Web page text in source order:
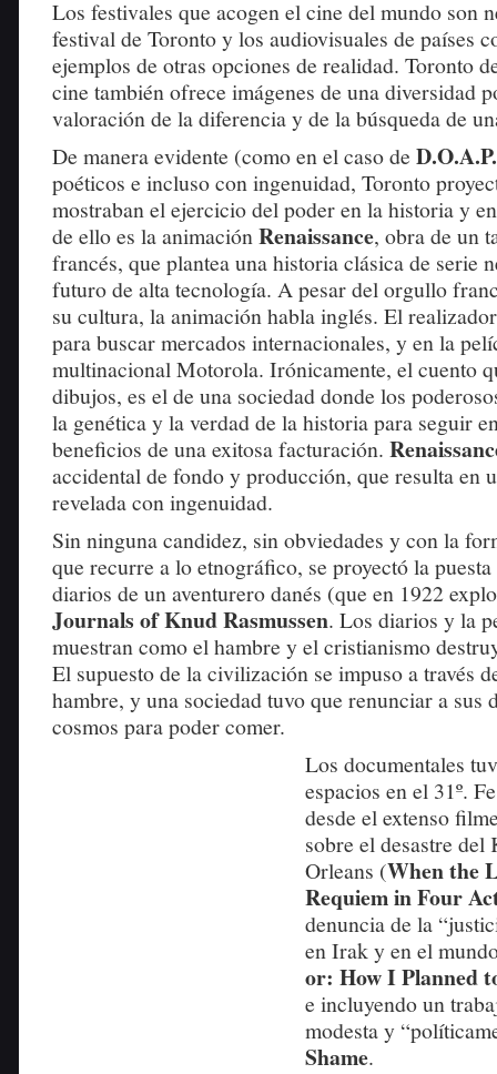
Los festivales que acogen el cine del mundo son
festival de Toronto y los audiovisuales de países
ejemplos de otras opciones de realidad. Toronto
cine también ofrece imágenes de una diversidad
valoración de la diferencia y de la búsqueda de
De manera evidente (como en el caso de D.O.A.P.
poéticos e incluso con ingenuidad, Toronto
mostraban el ejercicio del poder en la historia y
de ello es la animaciónRenaissance, obra de un
francés, que plantea una historia clásica de serie
futuro de alta tecnología. A pesar del orgullo
su cultura, la animación habla inglés. El
para buscar mercados internacionales, y en la
multinacional Motorola. Irónicamente, el cuento
dibujos, es el de una sociedad donde los
la genética y la verdad de la historia para seguir
beneficios de una exitosa facturación.
accidental de fondo y producción, que resulta en
revelada con ingenuidad.
Sin ninguna candidez, sin obviedades y con la
que recurre a lo etnográfico, se proyectó la puesta
diarios de un aventurero danés (que en 1922
Journals of Knud Rasmussen. Los diarios y la
muestran como el hambre y el cristianismo
El supuesto de la civilización se impuso a través
hambre, y una sociedad tuvo que renunciar a sus
cosmos para poder comer.
Los documentales
espacios en el 31º.
desde el extenso
sobre el desastre del
Orleans (When the
Requiem in Four
denuncia de la
en Irak y en el
or: How I Planned
e incluyendo un
modesta y
Shame.